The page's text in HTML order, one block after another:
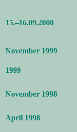
15.–16.09.2000
November 1999
1999
November 1998
April 1998